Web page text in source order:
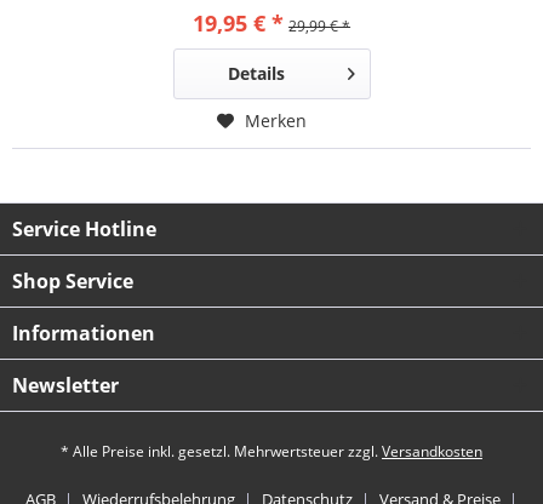
19,95 € * 29,99 € *
Details
Merken
Service Hotline
Shop Service
Informationen
Newsletter
* Alle Preise inkl. gesetzl. Mehrwertsteuer zzgl.Versandkosten